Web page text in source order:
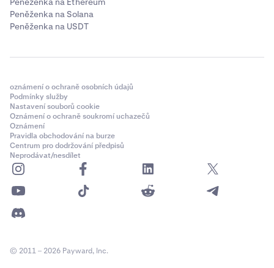
Peněženka na Solana
Peněženka na USDT
oznámení o ochraně osobních údajů
Podmínky služby
Nastavení souborů cookie
Oznámení o ochraně soukromí uchazečů
Oznámení
Pravidla obchodování na burze
Centrum pro dodržování předpisů
Neprodávat/nesdílet
© 2011 – 2026 Payward, Inc.